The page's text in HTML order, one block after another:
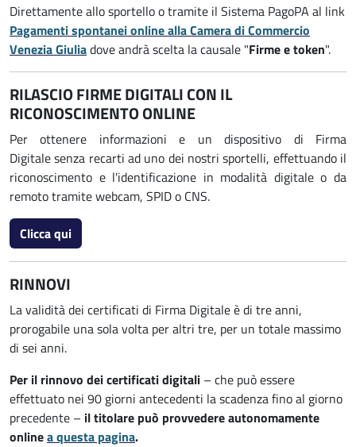
Direttamente allo sportello o tramite il Sistema PagoPA al link
Pagamenti spontanei online alla Camera di Commercio
Venezia Giuliadove andrà scelta la causale "Firme e token".
RILASCIO FIRME DIGITALI CON IL
RICONOSCIMENTO ONLINE
Per ottenere informazioni e un dispositivo di Firma
Digitale senza recarti ad uno dei nostri sportelli, effettuando il
riconoscimento e l'identificazione in modalità digitale o da
remoto tramite webcam, SPID o CNS.
Clicca qui
RINNOVI
La validità dei certificati di Firma Digitale è di tre anni,
prorogabile una sola volta per altri tre, per un totale massimo
di sei anni.
Per il rinnovo dei certificati digitali – che può essere
effettuato nei 90 giorni antecedenti la scadenza fino al giorno
precedente – il titolare può provvedere autonomamente
onlinea questa pagina.